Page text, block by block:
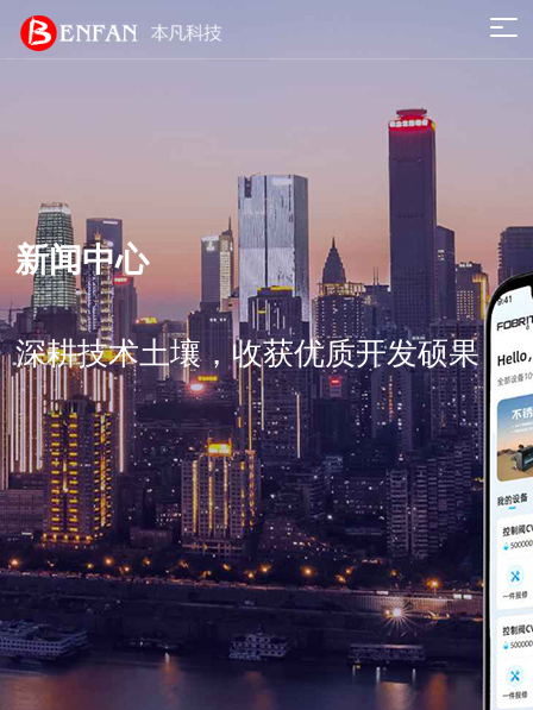
新闻中心
深耕技术土壤，收获优质开发硕果